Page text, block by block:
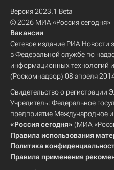
Версия 2023.1 Beta
© 2026 МИА «Россия сегодня»
Вакансии
Сетевое издание РИА Новости
в Федеральной службе по
информационных технологий
(Роскомнадзор) 08 апреля
Свидетельство о
Учредитель: Федеральное
предприятие Международное
«Россия сегодня» (МИА
Правила использования
Политика
Правила применения